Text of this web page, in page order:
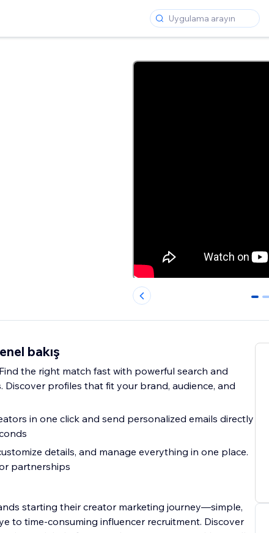
0 1
bakış
the right match fast with powerful search and
Discover profiles that fit your brand, audience, and
in one click and send personalized emails directly
details, and manage everything in one place.
partnerships
starting their creator marketing journey—simple,
to time-consuming influencer recruitment. Discover